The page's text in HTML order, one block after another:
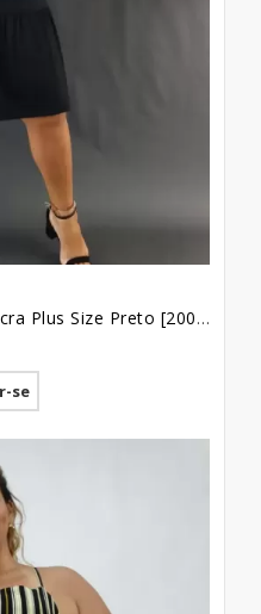
em trabalhar com
atacadista, o
o pólo de produção
e a cidade que
dessa região de
normas para a
aquilo que você
a investir
vida começando de
com a revenda de
você quer ter mais
desse sistema de
conferir outros
para você, como
trata de troca de
Vestido Botões em Viscolycra Plus Size Preto [2009152]
se